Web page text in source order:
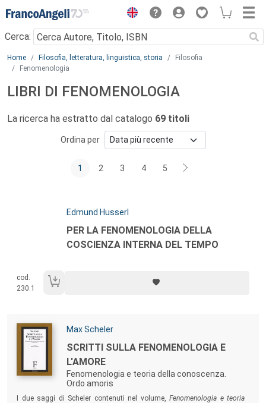
Menu
Cerca:
Main content
Home Filosofia, letteratura, linguistica, storia
Filosofia
Fenomenologia
LIBRI DI FENOMENOLOGIA
La ricerca ha estratto dal catalogo 69 titoli
Ordina per
1 2 3 4 5
Autori:
Edmund Husserl
Titolo:
PER LA FENOMENOLOGIA DELLA
COSCIENZA INTERNA DEL TEMPO
cod.
230.1
Autori:
Max Scheler
Titolo:
SCRITTI SULLA FENOMENOLOGIA E
L'AMORE
Fenomenologia e teoria della conoscenza.
Ordo amoris
Sommario:
I due saggi di Scheler contenuti nel volume, Fenomenologia e teoria